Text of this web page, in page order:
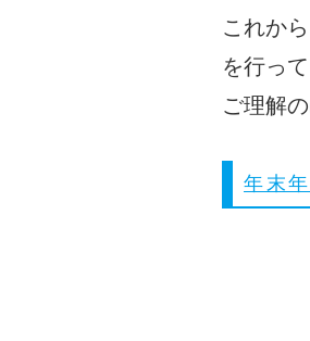
これか
を行っ
ご理解
年末